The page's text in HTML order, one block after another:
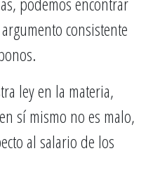
consistente
ley en la materia,
sí mismo no es malo,
al salario de los